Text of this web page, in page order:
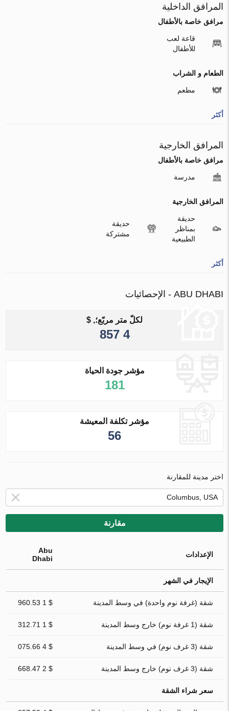
المرافق الداخلية
مرافق خاصة بالأطفال
قاعة لعب
للأطفال
الطعام و الشراب
مطعم
أكثر
المرافق الخارجية
مرافق خاصة بالأطفال
مدرسة
المرافق الخارجية
حديقة
بمناظر
الطبيعية
حديقة
مشتركة
أكثر
ABU DHABI - الإحصائيات
لكلّ متر مربّع؛, $
4 857
مؤشر جودة الحياة
181
مؤشر تكلفة المعيشة
56
اختر مدينة للمقارنة
مقارنة
الإعدادات
Abu
Dhabi
الإيجار في الشهر
شقة (غرفة نوم واحدة) في وسط المدينة $ 1 960.53
شقة (1 غرفة نوم) خارج وسط المدينة $ 1 312.71
شقة (3 غرف نوم) في وسط المدينة $ 4 075.66
شقة (3 غرف نوم) خارج وسط المدينة $ 2 668.47
سعر شراء الشقة